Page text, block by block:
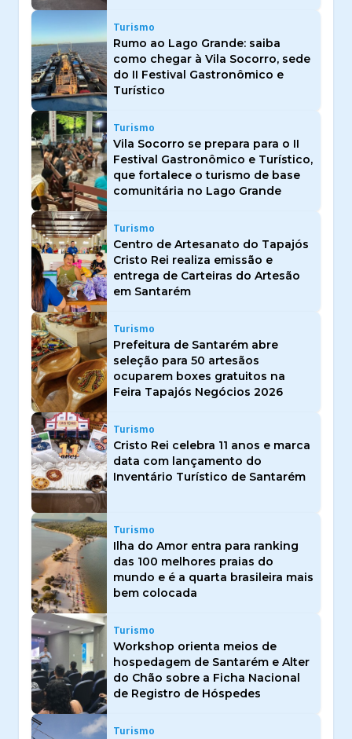
Turismo
Rumo ao Lago Grande: saiba
como chegar à Vila Socorro, sede
do II Festival Gastronômico e
Turístico
Turismo
Vila Socorro se prepara para o II
Festival Gastronômico e Turístico,
que fortalece o turismo de base
comunitária no Lago Grande
Turismo
Centro de Artesanato do Tapajós
Cristo Rei realiza emissão e
entrega de Carteiras do Artesão
em Santarém
Turismo
Prefeitura de Santarém abre
seleção para 50 artesãos
ocuparem boxes gratuitos na
Feira Tapajós Negócios 2026
Turismo
Cristo Rei celebra 11 anos e marca
data com lançamento do
Inventário Turístico de Santarém
Turismo
Ilha do Amor entra para ranking
das 100 melhores praias do
mundo e é a quarta brasileira mais
bem colocada
Turismo
Workshop orienta meios de
hospedagem de Santarém e Alter
do Chão sobre a Ficha Nacional
de Registro de Hóspedes
Turismo